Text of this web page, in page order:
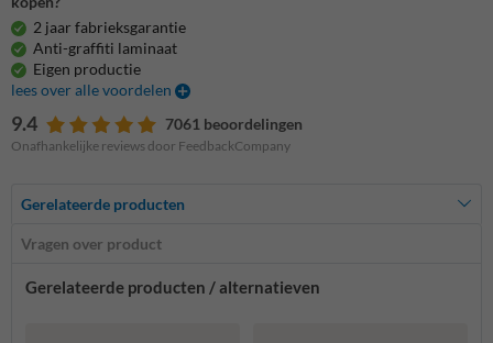
2 jaar fabrieksgarantie
Anti-graffiti laminaat
Eigen productie
lees over alle voordelen
9.4 7061 beoordelingen
Onafhankelijke reviews door FeedbackCompany
Gerelateerde producten
Vragen over product
Gerelateerde producten / alternatieven